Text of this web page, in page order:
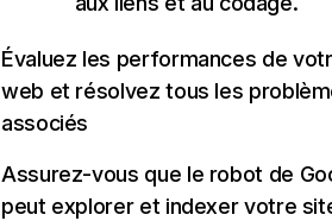
Évaluez les performances de
web et résolvez tous les
associés
Assurez-vous que le robot de
peut explorer et indexer votre